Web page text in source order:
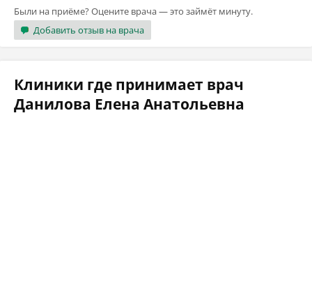
Были на приёме? Оцените врача — это займёт минуту.
Добавить отзыв на врача
Клиники где принимает врач
Данилова Елена Анатольевна